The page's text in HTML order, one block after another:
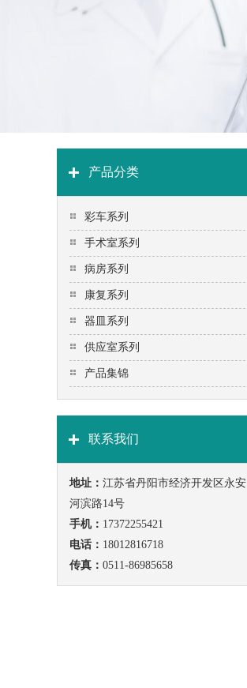
产品分类
彩车系列
手术室系列
病房系列
康复系列
器皿系列
供应室系列
产品集锦
联系我们
地址： 江苏省丹阳市经济开发区永安
河滨路14号
手机： 17372255421
电话： 18012816718
传真： 0511-86985658